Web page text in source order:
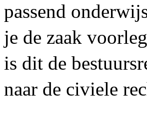
passend
je de zaak
is dit de
naar de civiele